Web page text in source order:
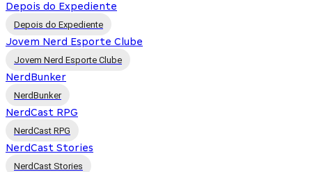
Depois do Expediente
Depois do Expediente
Jovem Nerd Esporte Clube
Jovem Nerd Esporte Clube
NerdBunker
NerdBunker
NerdCast RPG
NerdCast RPG
NerdCast Stories
NerdCast Stories